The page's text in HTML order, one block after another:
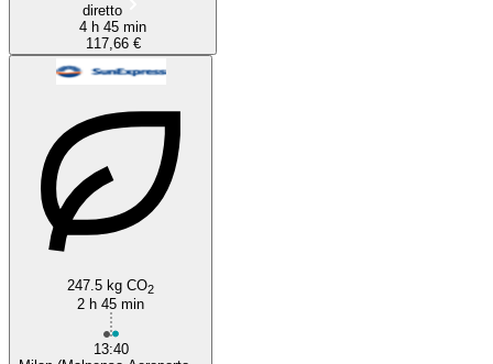
diretto
4 h 45 min
117,66 €
247.5 kg CO2
2 h 45 min
13:40